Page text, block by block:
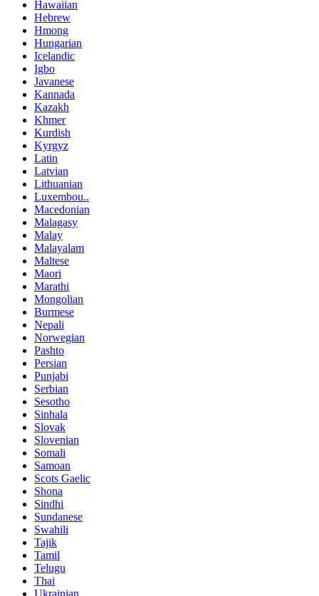
Hawaiian
Hebrew
Hmong
Hungarian
Icelandic
Igbo
Javanese
Kannada
Kazakh
Khmer
Kurdish
Kyrgyz
Latin
Latvian
Lithuanian
Luxembou..
Macedonian
Malagasy
Malay
Malayalam
Maltese
Maori
Marathi
Mongolian
Burmese
Nepali
Norwegian
Pashto
Persian
Punjabi
Serbian
Sesotho
Sinhala
Slovak
Slovenian
Somali
Samoan
Scots Gaelic
Shona
Sindhi
Sundanese
Swahili
Tajik
Tamil
Telugu
Thai